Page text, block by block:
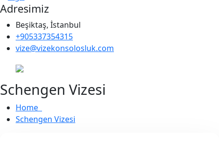
Adresimiz
Beşiktaş, İstanbul
+905337354315
vize@vizekonsolosluk.com
Schengen Vizesi
Home
Schengen Vizesi